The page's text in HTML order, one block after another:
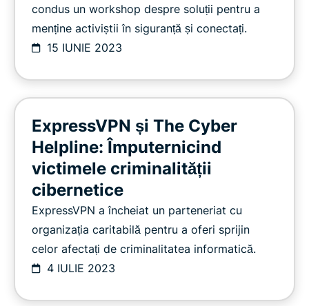
condus un workshop despre soluții pentru a
menține activiștii în siguranță și conectați.
15 IUNIE 2023
ExpressVPN și The Cyber
Helpline: Împuternicind
victimele criminalității
cibernetice
ExpressVPN a încheiat un parteneriat cu
organizația caritabilă pentru a oferi sprijin
celor afectați de criminalitatea informatică.
4 IULIE 2023